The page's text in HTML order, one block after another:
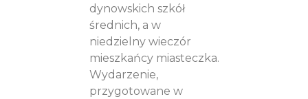
dynowskich szkół
średnich, a w
niedzielny wieczór
mieszkańcy miasteczka.
Wydarzenie,
przygotowane w